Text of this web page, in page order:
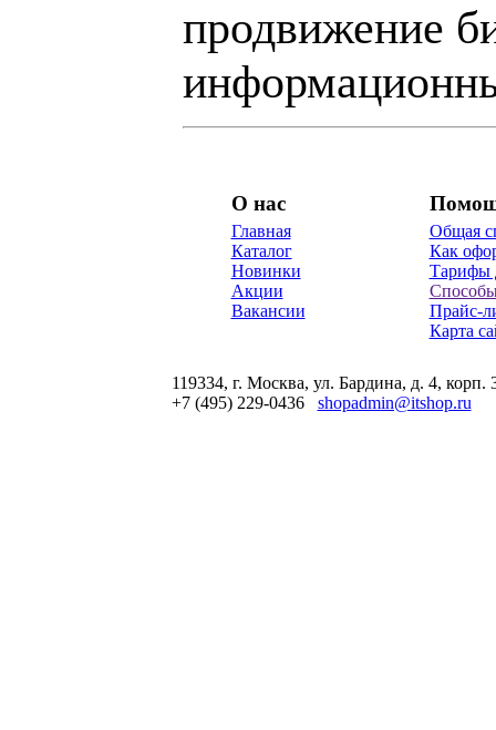
продвижение
О нас
Главная
Каталог
Новинки
Акции
Вакансии
Общая
Как
Тарифы
Прайс-
Карта
119334, г. Москва, ул. Бардина, д. 4, корп.
+7 (495) 229-0436 shopadmin@itshop.ru